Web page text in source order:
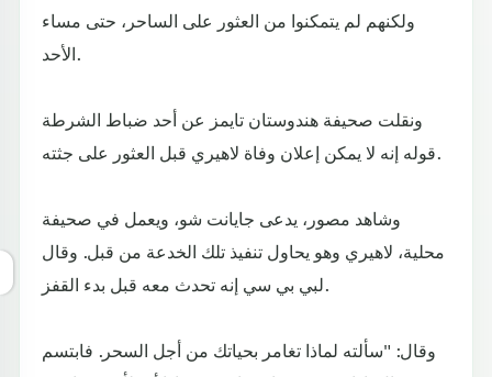
ولكنهم لم يتمكنوا من العثور على الساحر، حتى مساء
الأحد.
ونقلت صحيفة هندوستان تايمز عن أحد ضباط الشرطة
قوله إنه لا يمكن إعلان وفاة لاهيري قبل العثور على جثته.
وشاهد مصور، يدعى جايانت شو، ويعمل في صحيفة
محلية، لاهيري وهو يحاول تنفيذ تلك الخدعة من قبل. وقال
لبي بي سي إنه تحدث معه قبل بدء القفز.
وقال: "سألته لماذا تغامر بحياتك من أجل السحر. فابتسم